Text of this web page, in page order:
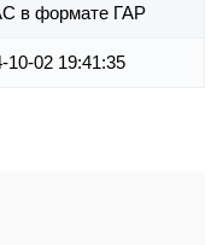
в формате ГАР
10-02 19:41:35